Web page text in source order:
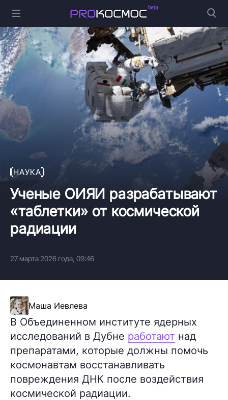
НАУКА
Ученые ОИЯИ разрабатывают
«таблетки» от космической
радиации
27 марта 2026 года, 09:46
Маша Иевлева
В Объединенном институте ядерных
исследований в Дубне работают над
препаратами, которые должны помочь
космонавтам восстанавливать
повреждения ДНК после воздействия
космической радиации.